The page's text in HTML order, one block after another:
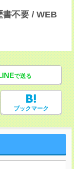
書不要 / WEB
で送る
ブックマーク